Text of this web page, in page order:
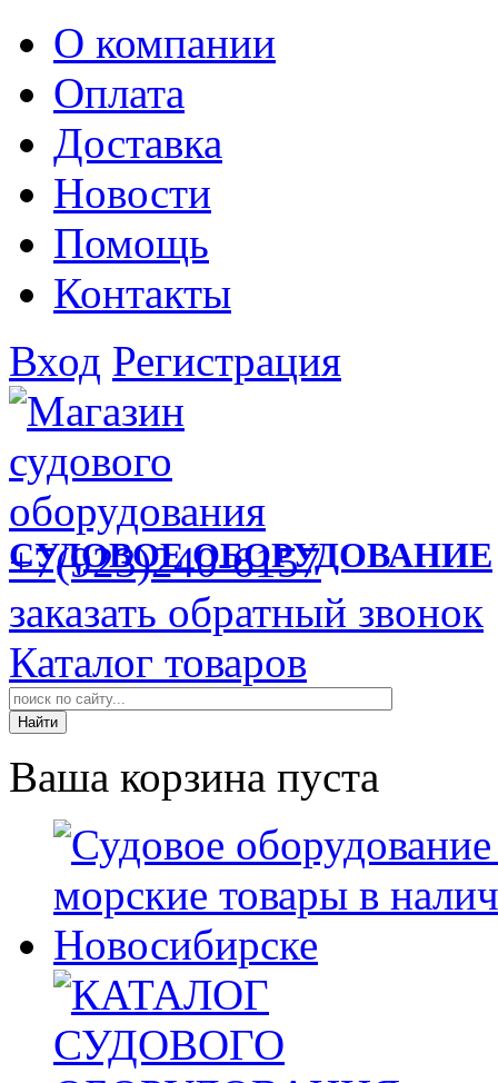
О компании
Оплата
Доставка
Новости
Помощь
Контакты
Вход Регистрация
СУДОВОЕ ОБОРУДОВАНИЕ
+7(923)240-6157
заказать обратный звонок
Каталог товаров
Ваша корзина пуста